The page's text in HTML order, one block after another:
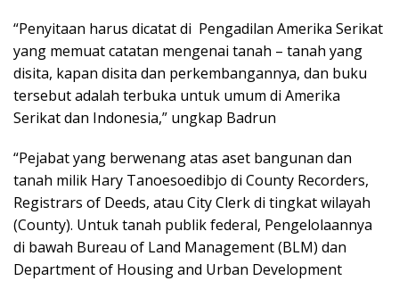
“Penyitaan harus dicatat di Pengadilan Amerika Serikat
yang memuat catatan mengenai tanah – tanah yang
disita, kapan disita dan perkembangannya, dan buku
tersebut adalah terbuka untuk umum di Amerika
Serikat dan Indonesia,” ungkap Badrun
“Pejabat yang berwenang atas aset bangunan dan
tanah milik Hary Tanoesoedibjo di County Recorders,
Registrars of Deeds, atau City Clerk di tingkat wilayah
(County). Untuk tanah publik federal, Pengelolaannya
di bawah Bureau of Land Management (BLM) dan
Department of Housing and Urban Development